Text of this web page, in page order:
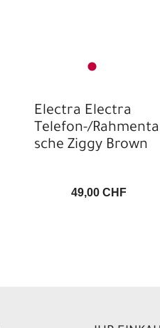
Electra Electra
Telefon-/Rahmenta
sche Ziggy Brown
49,00 CHF